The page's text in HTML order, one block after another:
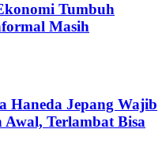
Tumbuh
Masih
Haneda Jepang Wajib
Awal, Terlambat Bisa